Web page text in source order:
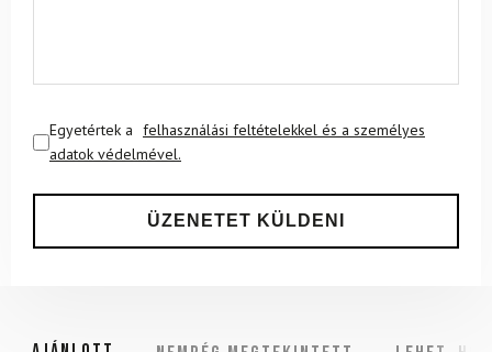
Egyetértek a felhasználási feltételekkel és a személyes
adatok védelmével.